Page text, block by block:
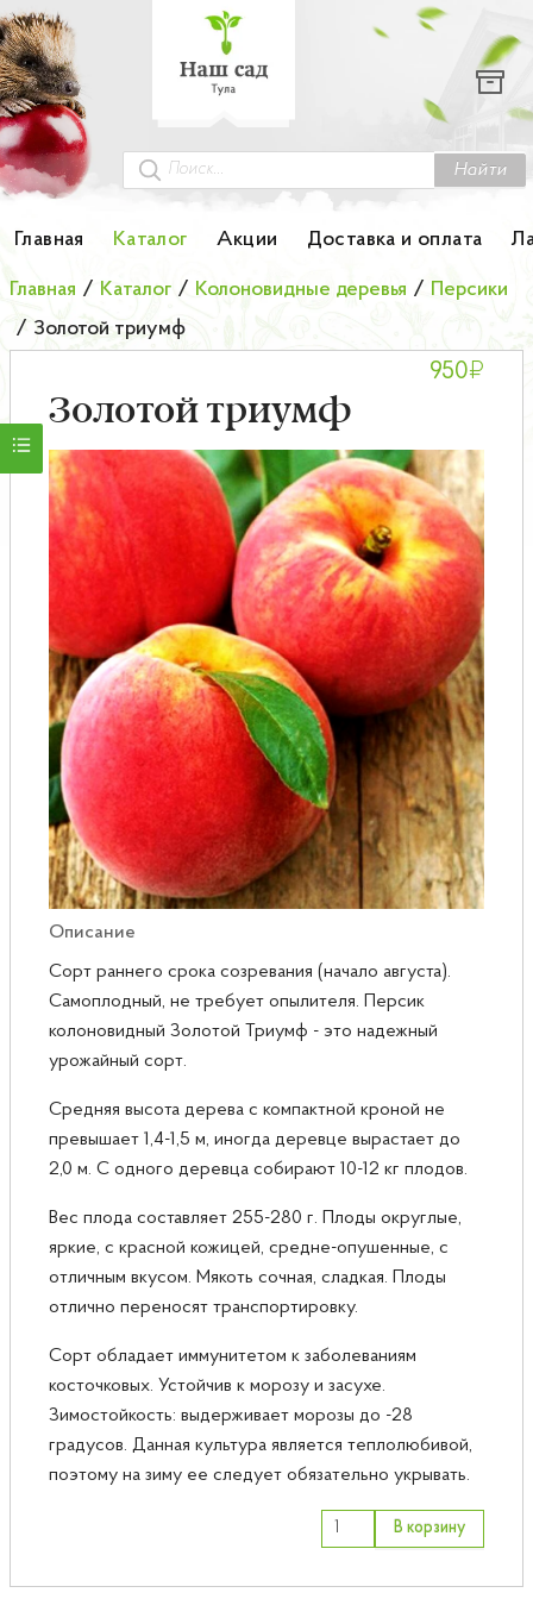
Найти
Главная Каталог Акции Доставка и оплата
Каталог
Гортензии
Грунты
Колоновидные деревья
Лук-севок
Малина
Мини-деревья
НОВИНКА Английские и Японские розы
Саженцы плодовые
Сирень
Главная / Каталог / Колоновидные деревья / Персики
/ Золотой триумф
Золотой триумф
950₽
Описание
Сорт раннего срока созревания (начало августа).
Самоплодный, не требует опылителя. Персик
колоновидный Золотой Триумф - это надежный
урожайный сорт.
Средняя высота дерева с компактной кроной не
превышает 1,4-1,5 м, иногда деревце вырастает до
2,0 м. С одного деревца собирают 10-12 кг плодов.
Вес плода составляет 255-280 г. Плоды округлые,
яркие, с красной кожицей, средне-опушенные, с
отличным вкусом. Мякоть сочная, сладкая. Плоды
отлично переносят транспортировку.
Сорт обладает иммунитетом к заболеваниям
косточковых. Устойчив к морозу и засухе.
Зимостойкость: выдерживает морозы до -28
градусов. Данная культура является теплолюбивой,
поэтому на зиму ее следует обязательно укрывать.
В корзину